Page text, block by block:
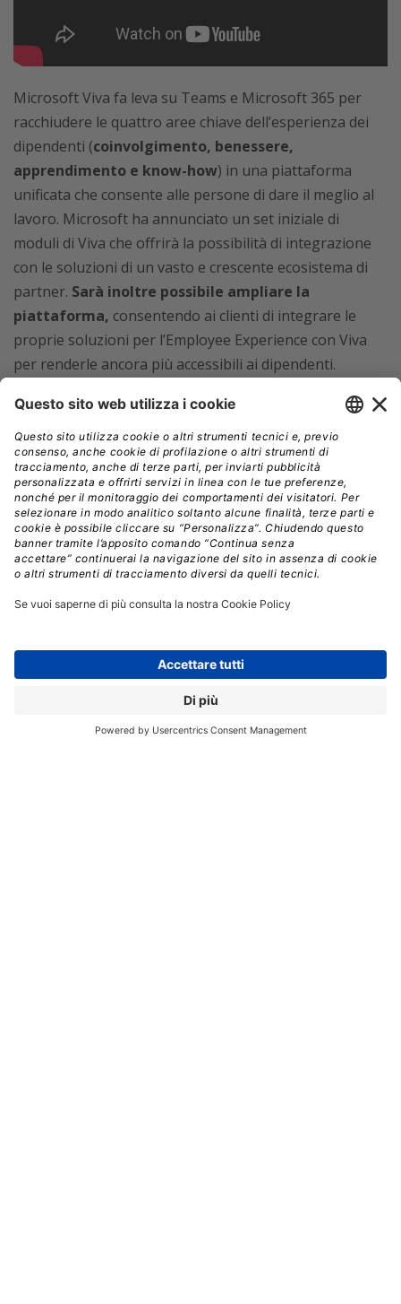
Microsoft Viva fa leva su Teams e Microsoft 365 per
racchiudere le quattro aree chiave dell’esperienza dei
dipendenti (coinvolgimento, benessere,
apprendimento e know-how) in una piattaforma
unificata che consente alle persone di dare il meglio al
lavoro. Microsoft ha annunciato un set iniziale di
moduli di Viva che offrirà la possibilità di integrazione
con le soluzioni di un vasto e crescente ecosistema di
partner. Sarà inoltre possibile ampliare la
piattaforma, consentendo ai clienti di integrare le
proprie soluzioni per l’Employee Experience con Viva
per renderle ancora più accessibili ai dipendenti.
Viva Connections, che fornisce un accesso
digital workplace
dipendenti possono trovare comunicazioni interne e